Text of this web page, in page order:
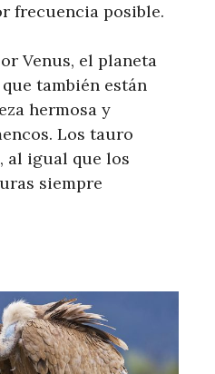
frecuencia posible.
Venus, el planeta
también están
hermosa y
Los tauro
al igual que los
siempre